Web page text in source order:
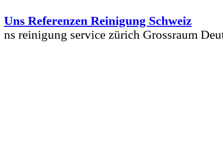
Uns Referenzen Reinigung Schweiz
ns reinigung service zürich Grossraum